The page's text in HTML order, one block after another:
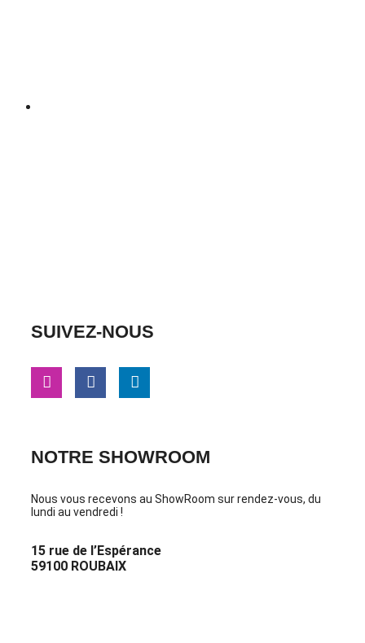
SUIVEZ-NOUS
NOTRE SHOWROOM
Nous vous recevons au ShowRoom sur rendez-vous, du
lundi au vendredi !
15 rue de l’Espérance
59100 ROUBAIX